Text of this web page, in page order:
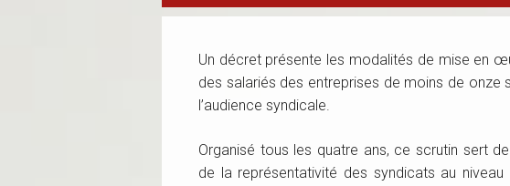
Un décret présente les modalités de mise en
des salariés des entreprises de moins de onze
l’audience syndicale.
Organisé tous les quatre ans, ce scrutin sert
de la représentativité des syndicats au